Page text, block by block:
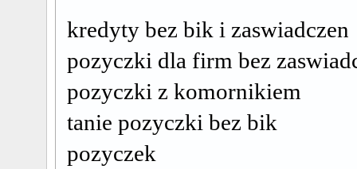
kredyty bez bik i zaswiadczen
pozyczki dla firm bez
pozyczki z komornikiem
tanie pozyczki bez bik
pozyczek